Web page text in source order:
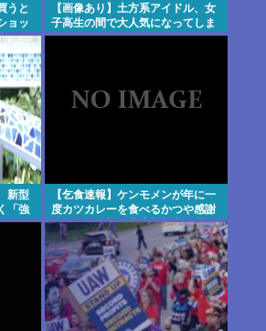
うと
ョッ
か
い大
【画像あり】土方系アイドル、女
子高生の間で大人気になってしま
うwww
新型
「強
そう
【乞食速報】ケンモメンが年に一
度カツカレーを食べるかつや感謝
祭キター！松の家広報担当も震え
てそうw